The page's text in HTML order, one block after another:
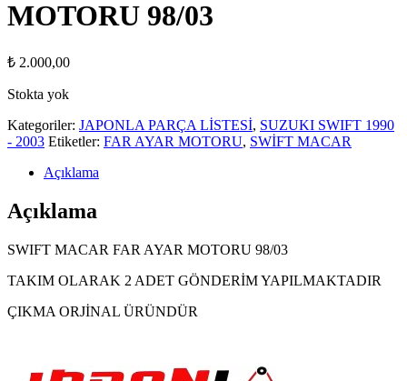
MOTORU 98/03
₺ 2.000,00
Stokta yok
Kategoriler: JAPONLA PARÇA LİSTESİ, SUZUKI SWIFT 1990
- 2003 Etiketler: FAR AYAR MOTORU, SWİFT MACAR
Açıklama
Açıklama
SWIFT MACAR FAR AYAR MOTORU 98/03
TAKIM OLARAK 2 ADET GÖNDERİM YAPILMAKTADIR
ÇIKMA ORJİNAL ÜRÜNDÜR